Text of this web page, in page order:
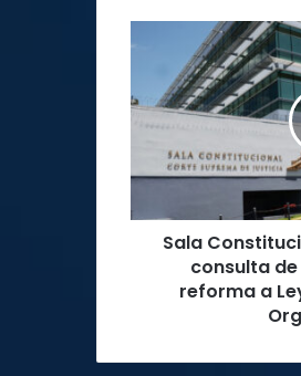
Constitucional
rechaza
nueva
consulta
diputados
reforma
Sala
consulta
reforma a